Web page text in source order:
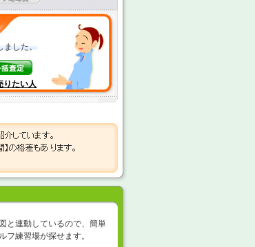
ました。
りたい人
と連動しているので、簡単
フ練習場が探せます。